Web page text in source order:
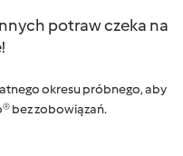
potraw czeka na
okresu próbnego, aby
bez zobowiązań.